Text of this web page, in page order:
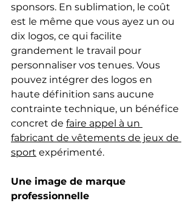
sponsors. En sublimation, le coût
est le même que vous ayez un ou
dix logos, ce qui facilite
grandement le travail pour
personnaliser vos tenues. Vous
pouvez intégrer des logos en
haute définition sans aucune
contrainte technique, un bénéfice
concret de faire appel à un
fabricant de vêtements de jeux de
sport expérimenté.
Une image de marque
professionnelle